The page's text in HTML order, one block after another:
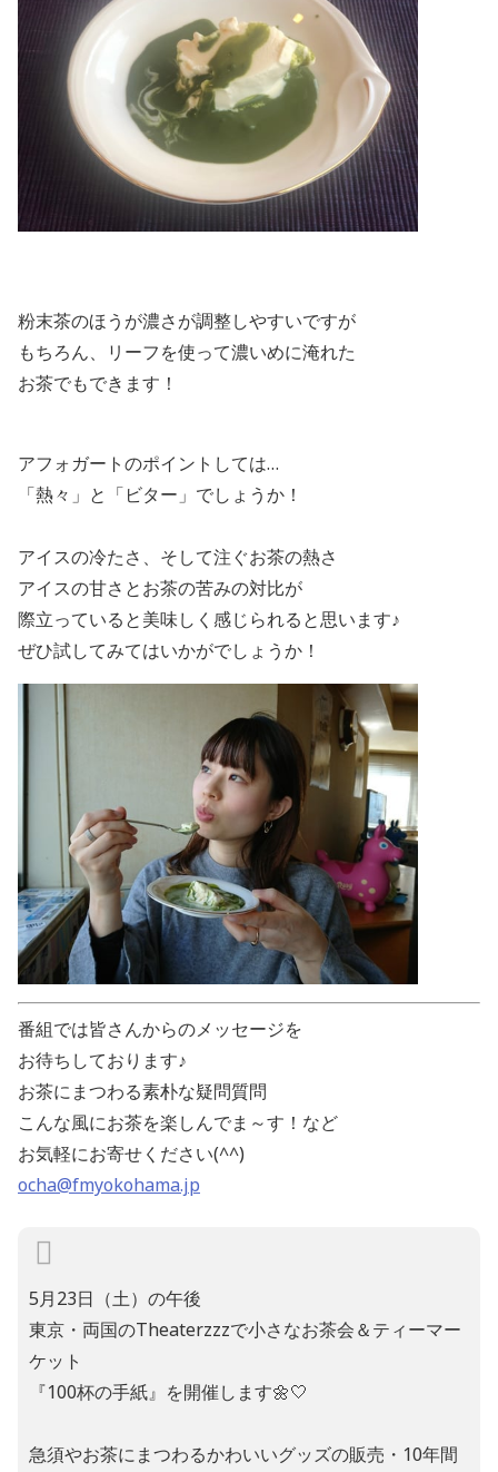
粉末茶のほうが濃さが調整しやすいですが
もちろん、リーフを使って濃いめに淹れた
お茶でもできます！
アフォガートのポイントしては…
「熱々」と「ビター」でしょうか！
アイスの冷たさ、そして注ぐお茶の熱さ
アイスの甘さとお茶の苦みの対比が
際立っていると美味しく感じられると思います♪
ぜひ試してみてはいかがでしょうか！
番組では皆さんからのメッセージを
お待ちしております♪
お茶にまつわる素朴な疑問質問
こんな風にお茶を楽しんでま～す！など
お気軽にお寄せください(^^)
ocha@fmyokohama.jp
5月23日（土）の午後
東京・両国のTheaterzzzで小さなお茶会＆ティーマー
ケット
『100杯の手紙』を開催します🌼🤍
急須やお茶にまつわるかわいいグッズの販売・10年間